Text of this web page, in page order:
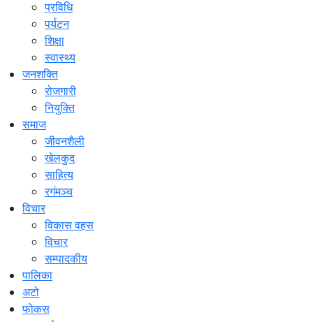
प्रविधि
पर्यटन
शिक्षा
स्वास्थ्य
जनशक्ति
रोजगारी
नियुक्ति
समाज
जीवनशैली
खेलकुद
साहित्य
रगंमञ्च
विचार
विकास वहस
विचार
सम्पादकीय
पालिका
अटो
फोकस